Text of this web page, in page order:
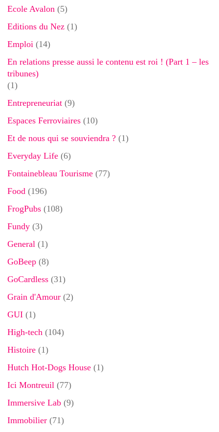
Ecole Avalon (5)
Editions du Nez (1)
Emploi (14)
En relations presse aussi le contenu est roi ! (Part 1 – les
tribunes)
(1)
Entrepreneuriat (9)
Espaces Ferroviaires (10)
Et de nous qui se souviendra ? (1)
Everyday Life (6)
Fontainebleau Tourisme (77)
Food (196)
FrogPubs (108)
Fundy (3)
General (1)
GoBeep (8)
GoCardless (31)
Grain d'Amour (2)
GUI (1)
High-tech (104)
Histoire (1)
Hutch Hot-Dogs House (1)
Ici Montreuil (77)
Immersive Lab (9)
Immobilier (71)